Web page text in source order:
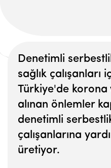
Denetimli
sağlık çalışanları
Türkiye'de korona
alınan önlemler
denetimli
çalışanlarına
üretiyor.